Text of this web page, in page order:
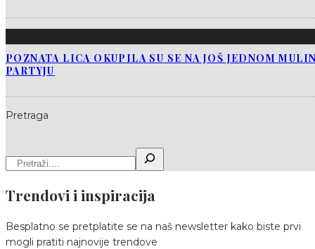
POZNATA LICA OKUPILA SU SE NA JOŠ JEDNOM
PARTYJU
Pretraga
Trendovi i inspiracija
Besplatno se pretplatite se na naš newsletter kako biste prvi
mogli pratiti najnovije trendove